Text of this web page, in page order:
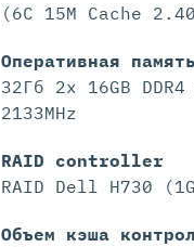
(6C 15M Cache
Оперативная память
32Гб 2x 16GB DDR4
2133MHz
RAID controller
RAID Dell H730
Объем кэша